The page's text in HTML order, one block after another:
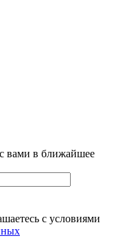
вами в ближайшее
с условиями